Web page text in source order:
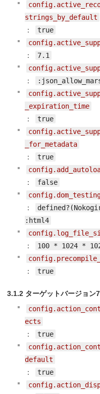
strings_by_default
：
true
：
7.1
：
_expiration_time
：
true
_for_metadata
：
true
：
false
：
:html4
：
100 * 1024 *
：
true
3.1.2 ターゲットバージョン
ects
：
true
default
：
true